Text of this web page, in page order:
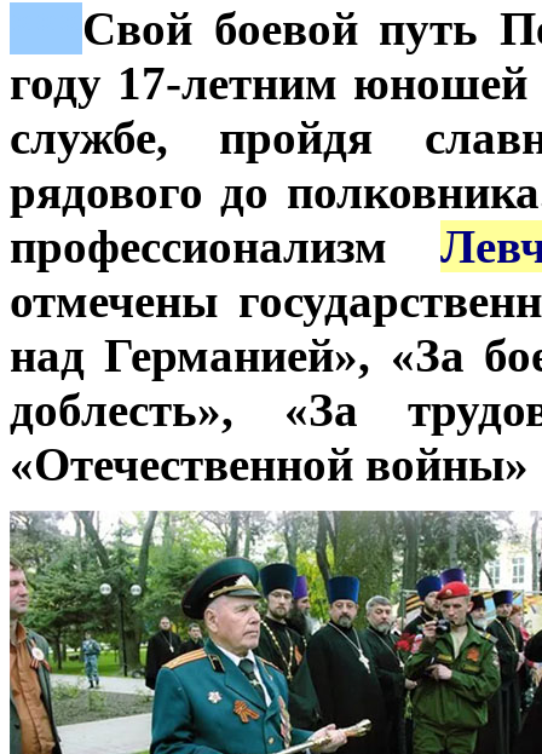
Свой боевой путь
году 17-летним юношей
службе, пройдя
рядового до
профессионализм
отмечены
над Германией», «За
доблесть», «За
«Отечественной войны»